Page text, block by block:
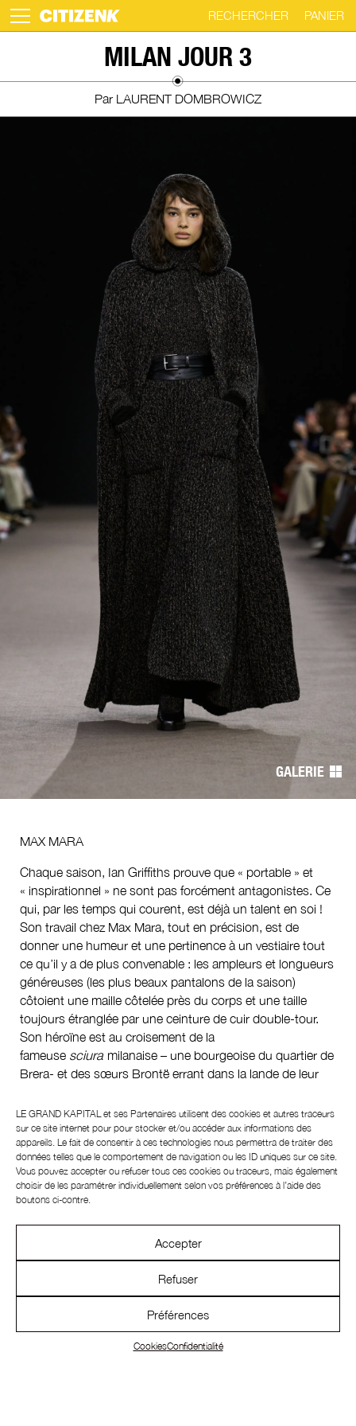
LE GRAND KAPITAL et ses Partenaires utilisent des cookies et autres traceurs
sur ce site internet pour pour stocker et/ou accéder aux informations des
appareils. Le fait de consentir à ces technologies nous permettra de traiter des
données telles que le comportement de navigation ou les ID uniques sur ce site.
Vous pouvez accepter ou refuser tous ces cookies ou traceurs, mais également
choisir de les paramétrer individuellement selon vos préférences à l’aide des
boutons ci-contre.
Accepter
Refuser
Préférences
CookiesConfidentialité
RECHERCHER PANIER
MILAN JOUR 3
Par LAURENT DOMBROWICZ
GALERIE
MAX MARA
Chaque saison, Ian Griffiths prouve que « portable » et
« inspirationnel » ne sont pas forcément antagonistes. Ce
qui, par les temps qui courent, est déjà un talent en soi !
Son travail chez Max Mara, tout en précision, est de
donner une humeur et une pertinence à un vestiaire tout
ce qu’il y a de plus convenable : les ampleurs et longueurs
généreuses (les plus beaux pantalons de la saison)
côtoient une maille côtelée près du corps et une taille
toujours étranglée par une ceinture de cuir double-tour.
Son héroïne est au croisement de la
fameuse sciura milanaise – une bourgeoise du quartier de
Brera- et des sœurs Brontë errant dans la lande de leur
collection automne/hiver se décline bien évidemment en
monochromes comme c’est très souvent le cas chez Max
Mara, dont le fameuxcascia, cette sacrée nuance de
beige qui n’appartient qu’à elle.
PRADA
Miuccia Prada et Raf Simons questionnent la féminité
d’aujourd’hui à travers une collection forte, voire clivante.
Ils remettent au goût du jour cette fameuse « femme
Prada » qui a émergé au milieu des années 90 et qui n’a
cessé d’être commentée depuis. Les fameux codes
bourgeois-intello sont donc hyper présents mais poussés
l’abstraction, avec volumes exagérés retenus par des
Navigation
de
l’article